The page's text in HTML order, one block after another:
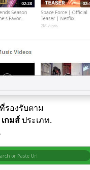
องรับตาม
เกมส์ประเภท.